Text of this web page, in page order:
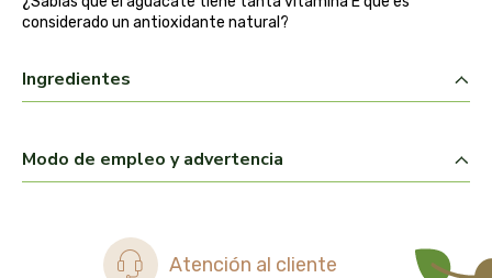
considerado un antioxidante natural?
Ingredientes
Modo de empleo y advertencia
Atención al cliente
bioserum
biotta
brinkers food
cal valls